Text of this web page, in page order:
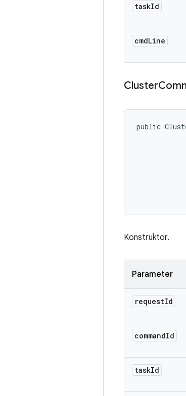
taskId
cmdLine
Cluster
public
Konstruktor.
Parameter
requestId
commandId
taskId